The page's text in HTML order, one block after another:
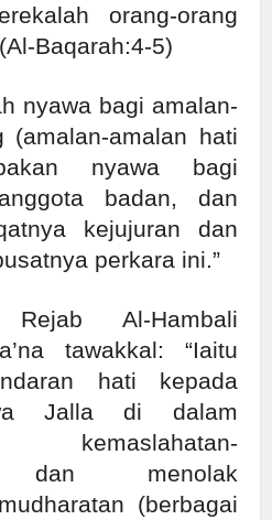
orang-orang
Baqarah:4-5)
nyawa bagi amalan-
(amalan-amalan hati
nyawa bagi
badan, dan
kejujuran dan
perkara ini.”
Al-Hambali
tawakkal: “Iaitu
hati kepada
Jalla di dalam
kemaslahatan-
dan menolak
(berbagai